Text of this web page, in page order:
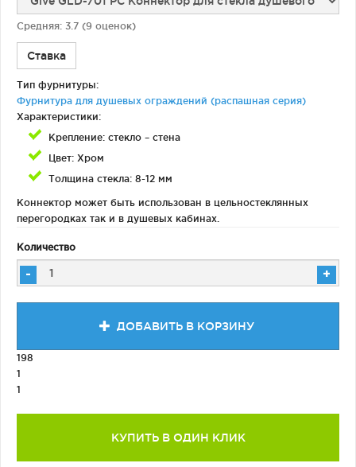
Средняя: 3.7 (9 оценок)
Ставка
Тип фурнитуры:
Фурнитура для душевых ограждений (распашная серия)
Характеристики:
Крепление: стекло – стена
Цвет: Хром
Толщина стекла: 8-12 мм
Коннектор может быть использован в цельностеклянных
перегородках так и в душевых кабинах.
Количество
- +
ДОБАВИТЬ В КОРЗИНУ
198
1
1
КУПИТЬ В ОДИН КЛИК